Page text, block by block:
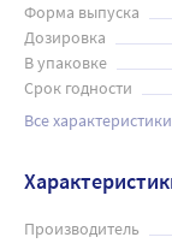
Форма выпуска
Дозировка
В упаковке
Срок годности
Все характеристики
Производитель